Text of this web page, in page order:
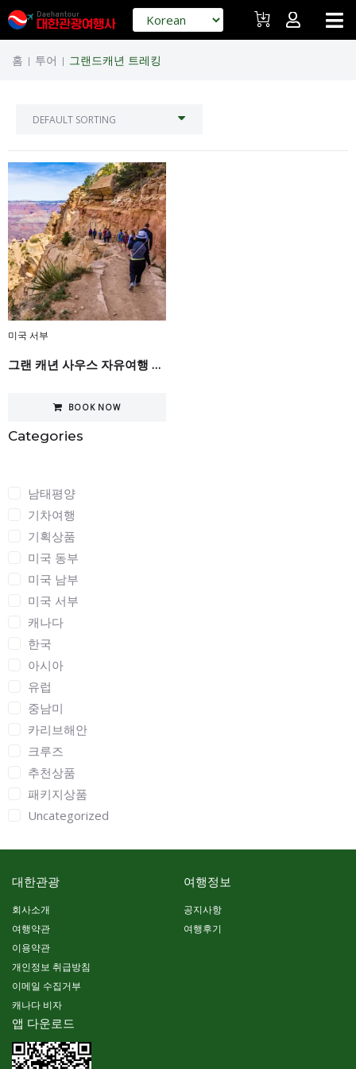
홈 | 투어 | 그랜드캐년 트레킹
Categories
남태평양
기차여행
기획상품
미국 동부
미국 남부
미국 서부
캐나다
한국
아시아
유럽
중남미
카리브해안
크루즈
추천상품
패키지상품
Uncategorized
미국 서부
그랜 캐년 사우스 자유여행 5일
BOOK NOW
대한관광
회사소개
여행약관
이용약관
개인정보 취급방침
이메일 수집거부
캐나다 비자
여행정보
공지사항
여행후기
앱 다운로드